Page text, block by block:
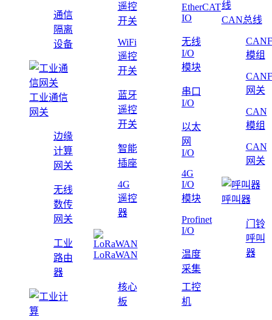
通信
隔离
设备
工业通信
网关
边缘
计算
网关
无线
数传
网关
工业
路由
器
遥控
开关
WiFi
遥控
开关
蓝牙
遥控
开关
智能
插座
4G
遥控
器
LoRaWAN
EtherCAT
IO
无线
I/O
模块
串口
I/O
以太
网
I/O
4G
I/O
模块
Profinet
I/O
温度
采集
CAN总线
模组
网关
CAN
模组
CAN
网关
呼叫器
门铃
呼叫
器
核心
板
工控
机